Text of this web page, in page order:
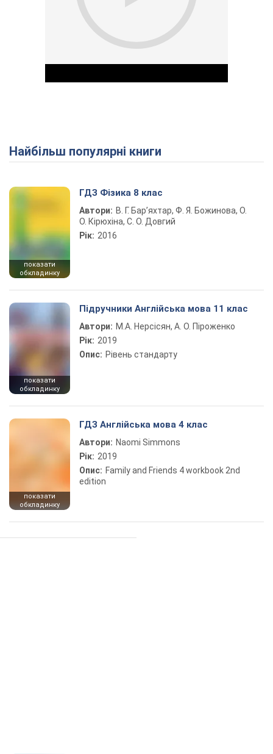
Play Video
Найбільш популярні книги
показати
обкладинку
ГДЗ Фізика 8 клас
Автори: В. Г. Бар’яхтар, Ф. Я. Божинова, О.
О. Кірюхіна, С. О. Довгий
Рік: 2016
показати
обкладинку
Підручники Англійська мова 11 клас
Автори: М.А. Нерсісян, А. О. Піроженко
Рік: 2019
Опис: Рівень стандарту
показати
обкладинку
ГДЗ Англійська мова 4 клас
Автори: Naomi Simmons
Рік: 2019
Опис: Family and Friends 4 workbook 2nd
edition